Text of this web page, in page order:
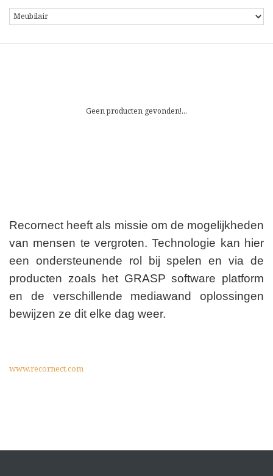
Geen producten gevonden!...
Recornect heeft als missie om de mogelijkheden
van mensen te vergroten. Technologie kan hier
een ondersteunende rol bij spelen en via de
producten zoals het GRASP software platform
en de verschillende mediawand oplossingen
bewijzen ze dit elke dag weer.
www.recornect.com